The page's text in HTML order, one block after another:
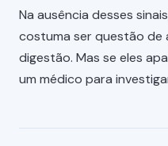
Na ausência desses
costuma ser questão de
digestão. Mas se eles
um médico para